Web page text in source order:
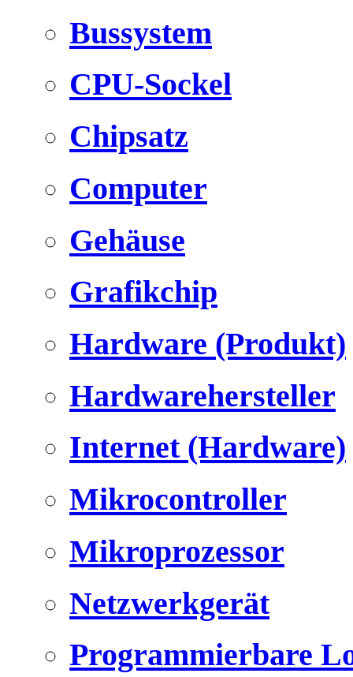
Bussystem
CPU-Sockel
Chipsatz
Computer
Gehäuse
Grafikchip
Hardware (Produkt)
Hardwarehersteller
Internet (Hardware)
Mikrocontroller
Mikroprozessor
Netzwerkgerät
Programmierbare